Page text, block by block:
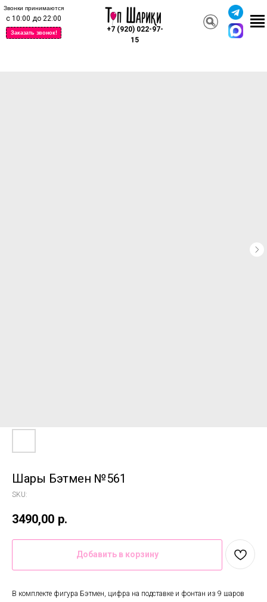
+7 (920) 022-97-
15
Заказать звонок!
Звонки принимаются
с 10:00 до 22:00
Шары Бэтмен №561
SKU:
3490,00 р.
Добавить в корзину
В комплекте фигура Бэтмен, цифра на подставке и фонтан из 9 шаров